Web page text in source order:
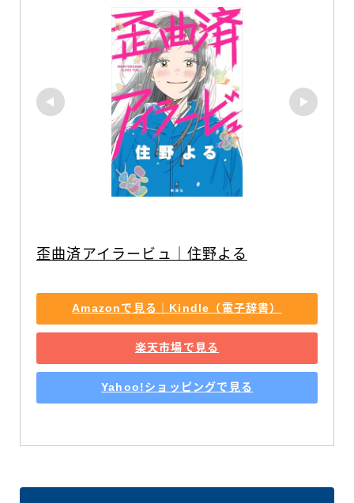
歪曲済アイラービュ｜住野よる
Amazonで見る｜Kindle（電子辞書）
楽天市場で見る
Yahoo!ショッピングで見る